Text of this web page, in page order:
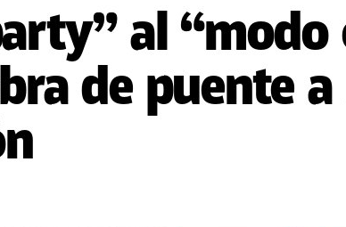
al “modo
de puente